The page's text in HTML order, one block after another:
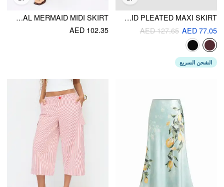
MID RISE SOLID PLEATED MAXI SKIRT
AED 77.05
AED 127.65
الشحن السريع
MESH MID RISE PLACEMENT FLORAL MERMAID MIDI SKIRT
AED 102.35